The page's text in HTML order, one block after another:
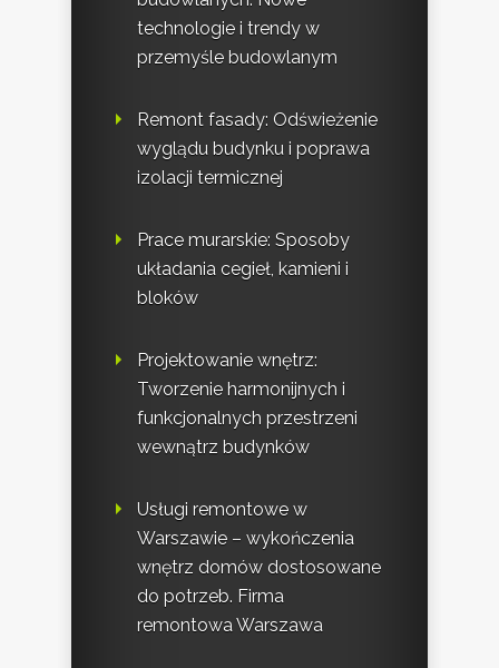
technologie i trendy w
przemyśle budowlanym
Remont fasady: Odświeżenie
wyglądu budynku i poprawa
izolacji termicznej
Prace murarskie: Sposoby
układania cegieł, kamieni i
bloków
Projektowanie wnętrz:
Tworzenie harmonijnych i
funkcjonalnych przestrzeni
wewnątrz budynków
Usługi remontowe w
Warszawie – wykończenia
wnętrz domów dostosowane
do potrzeb. Firma
remontowa Warszawa